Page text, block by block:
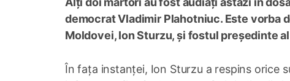
democrat Vladimir Plahotniuc. Este vorba
Moldovei, Ion Sturzu, și fostul președinte
În fața instanței, Ion Sturzu a respins orice